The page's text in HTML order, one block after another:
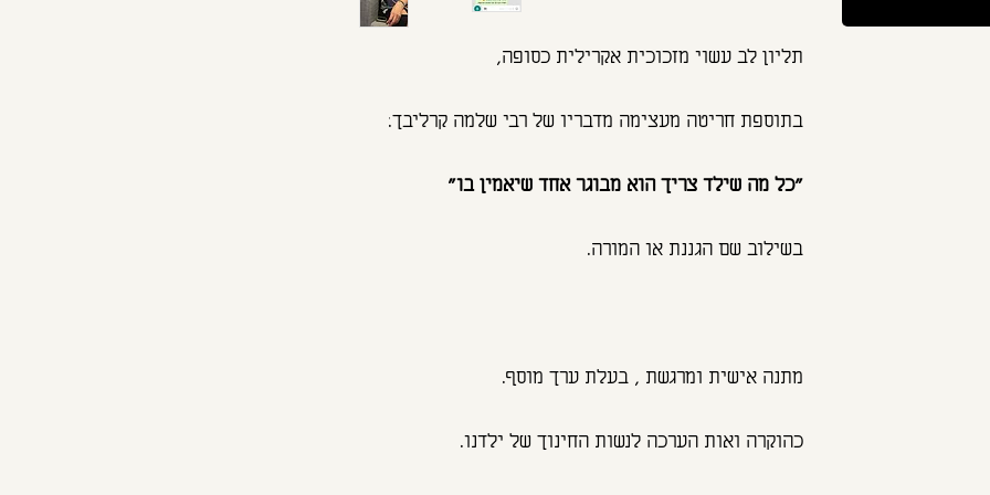
תליון לב עשוי מזכוכית אקרילית כסופה,
בתוספת חריטה מעצימה מדבריו של רבי שלמה קרליבך:
"כל מה שילד צריך הוא מבוגר אחד שיאמין בו"
בשילוב שם הגננת או המורה.
מתנה אישית ומרגשת , בעלת ערך מוסף.
כהוקרה ואות הערכה לנשות החינוך של ילדנו.